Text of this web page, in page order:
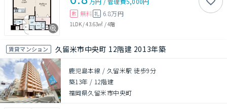
敷 無料 礼 6.8万円
1LDK/43.63㎡ /4階
賃貸マンション 久留米市中央町 12階建 2013年築
鹿児島本線 / 久留米駅 徒歩9分
築13年 / 12階建
福岡県久留米市中央町